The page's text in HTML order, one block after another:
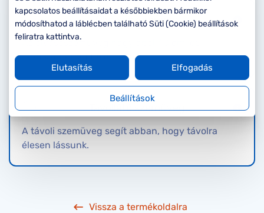
minden
szemüvegekre
ajánlat
Olvasószemüveg
Az olvasószemüveg nagyjából 40 cm-es
távolságra nyújt éles látást.
Távollátó szemüveg
A távoli szemüveg segít abban, hogy távolra
élesen lássunk.
Vissza a termékoldalra
kapcsolatos beállításaidat a későbbiekben bármikor
módosíthatod a láblécben található Süti (Cookie) beállítások
feliratra kattintva.
Beállítások
Elutasítás Elfogadás